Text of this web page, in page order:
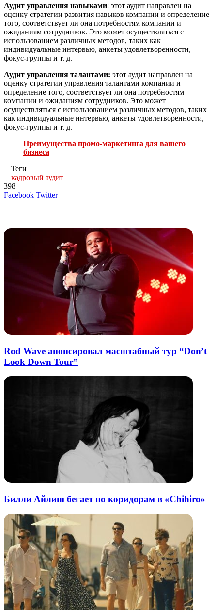
Аудит управления навыками: этот аудит направлен на
оценку стратегии развития навыков компании и определение
того, соответствует ли она потребностям компании и
ожиданиям сотрудников. Это может осуществляться с
использованием различных методов, таких как
индивидуальные интервью, анкеты удовлетворенности,
фокус-группы и т. д.
Аудит управления талантами: этот аудит направлен на
оценку стратегии управления талантами компании и
определение того, соответствует ли она потребностям
компании и ожиданиям сотрудников. Это может
осуществляться с использованием различных методов, таких
как индивидуальные интервью, анкеты удовлетворенности,
фокус-группы и т. д.
Преимущества промо-маркетинга для вашего
бизнеса
Теги
кадровый аудит
398
Facebook TwitterLinkedIn
Tumblr
Reddit
Вконтакте
Одноклассники
Skype
Messenger
Messenger
WhatsApp
Telegram
Viber
Line
Поделиться
Печатать
Rod Wave анонсировал масштабный тур “Don’t
Look Down Tour”
Билли Айлиш бегает по коридорам в «Chihiro»